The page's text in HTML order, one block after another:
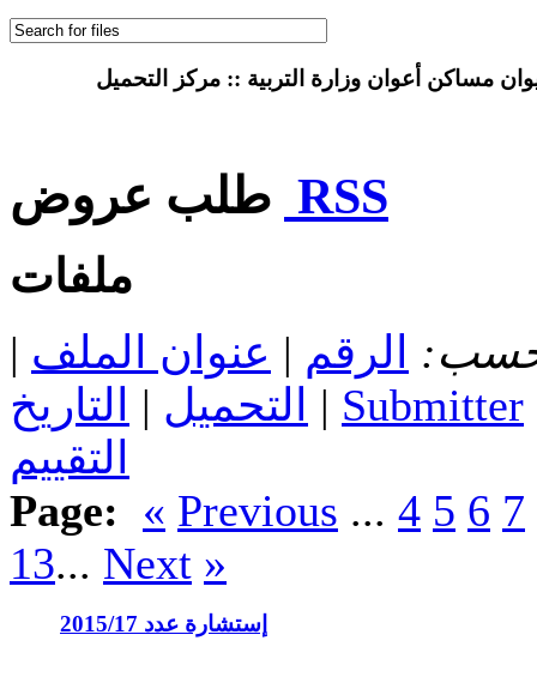
RSS
ملفات
حسب: الرقم | عنوان الملف |
التحميل | التاريخ | Submitter
التقييم
Page: « Previous ... 4 5 6 7
13... Next »
إستشارة عدد 2015/17